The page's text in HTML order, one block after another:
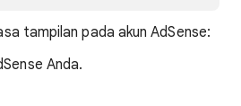
tampilan pada akun AdSense:
Anda.